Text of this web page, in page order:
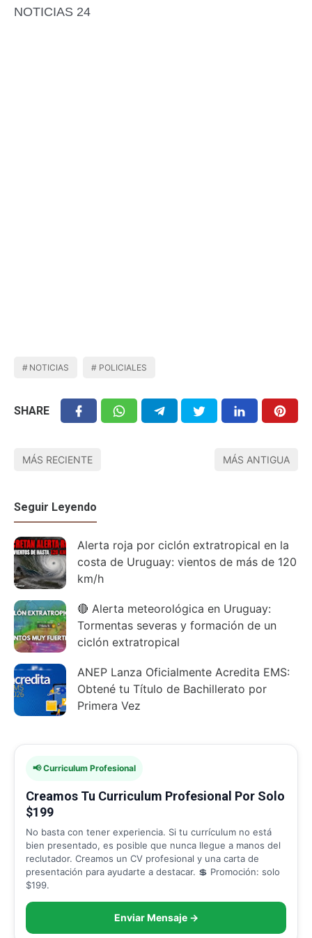
NOTICIAS 24
NOTICIAS POLICIALES
SHARE
MÁS RECIENTE MÁS ANTIGUA
Seguir Leyendo
Alerta roja por ciclón extratropical en la
costa de Uruguay: vientos de más de 120
km/h
🔴 Alerta meteorológica en Uruguay:
Tormentas severas y formación de un
ciclón extratropical
ANEP Lanza Oficialmente Acredita EMS:
Obtené tu Título de Bachillerato por
Primera Vez
📢 Curriculum Profesional
Creamos Tu Curriculum Profesional Por Solo
$199
No basta con tener experiencia. Si tu currículum no está
bien presentado, es posible que nunca llegue a manos del
reclutador. Creamos un CV profesional y una carta de
presentación para ayudarte a destacar. 💲 Promoción: solo
$199.
Enviar Mensaje →